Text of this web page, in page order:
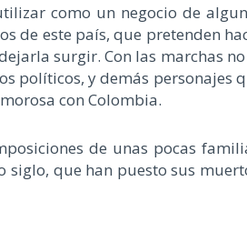
como un negocio de
de este país, que pretenden
surgir. Con las marchas no
políticos, y demás personajes
con Colombia.
de unas pocas
que han puesto sus